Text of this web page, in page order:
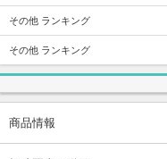
その他 ランキング
その他 ランキング
商品情報